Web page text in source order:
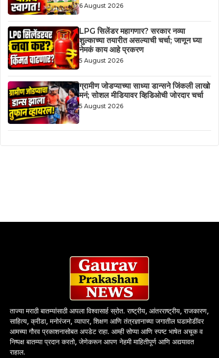
6 August 2026
LPG सिलेंडर महागणार? सरकार नव्या
शुल्काच्या तयारीत असल्याची चर्चा; जाणून घ्या
नेमकं काय आहे प्रकरण
5 August 2026
ग्रामीण जोडप्याच्या साध्या डान्सने जिंकली लाखो
मनं; सोशल मीडियावर व्हिडिओची जोरदार चर्चा
5 August 2026
ताज्या मराठी बातम्यांसाठी आपला विश्वासार्ह स्रोत. राष्ट्रीय, आंतरराष्ट्रीय, राजकारण,
साहित्य, क्रीडा, मनोरंजन, व्यापार, शिक्षण आणि तंत्रज्ञानाच्या जगातील घडामोडींवर
आमच्या गौरव प्रकाशनासोबत अपडेट राहा. आम्ही सोप्या आणि स्पष्ट भाषेत अचूक व
निष्पक्ष बातम्या प्रदान करतो, जेणेकरून आपण नेहमी माहितीपूर्ण आणि अद्ययावत
राहाल.